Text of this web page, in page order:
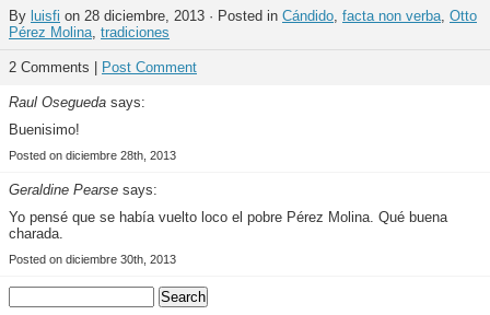
By luisfi on 28 diciembre, 2013 · Posted in Cándido, facta non verba, Otto
Pérez Molina, tradiciones
2 Comments | Post Comment
Raul Osegueda says:
Buenisimo!
Posted on diciembre 28th, 2013
Geraldine Pearse says:
Yo pensé que se había vuelto loco el pobre Pérez Molina. Qué buena
charada.
Posted on diciembre 30th, 2013